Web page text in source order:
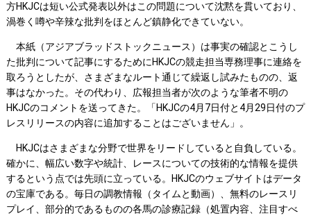
方HKJCは短い公式発表以外はこの問題について沈黙を貫いており、
渦巻く噂や辛辣な批判をほとんど鎮静化できていない。
本紙（アジアブラッドストックニュース）は事実の確認とこうし
た批判について記事にするためにHKJCの競走担当専務理事に連絡を
取ろうとしたが、さまざまなルート通じて繰返し試みたものの、返
事はなかった。その代わり、広報担当者が次のような筆者不明の
HKJCのコメントを送ってきた。「HKJCの4月7日付と4月29日付のプ
レスリリースの内容に追加することはございません」。
HKJCはさまざまな分野で世界をリードしていると自負している。
確かに、幅広い数字や統計、レースについての技術的な情報を提供
するという点では先頭に立っている。HKJCのウェブサイトはデータ
の宝庫である。毎日の調教情報（タイムと動画）、無料のレースリ
プレイ、部分的であるものの各馬の診療記録（処置内容、注目すべ